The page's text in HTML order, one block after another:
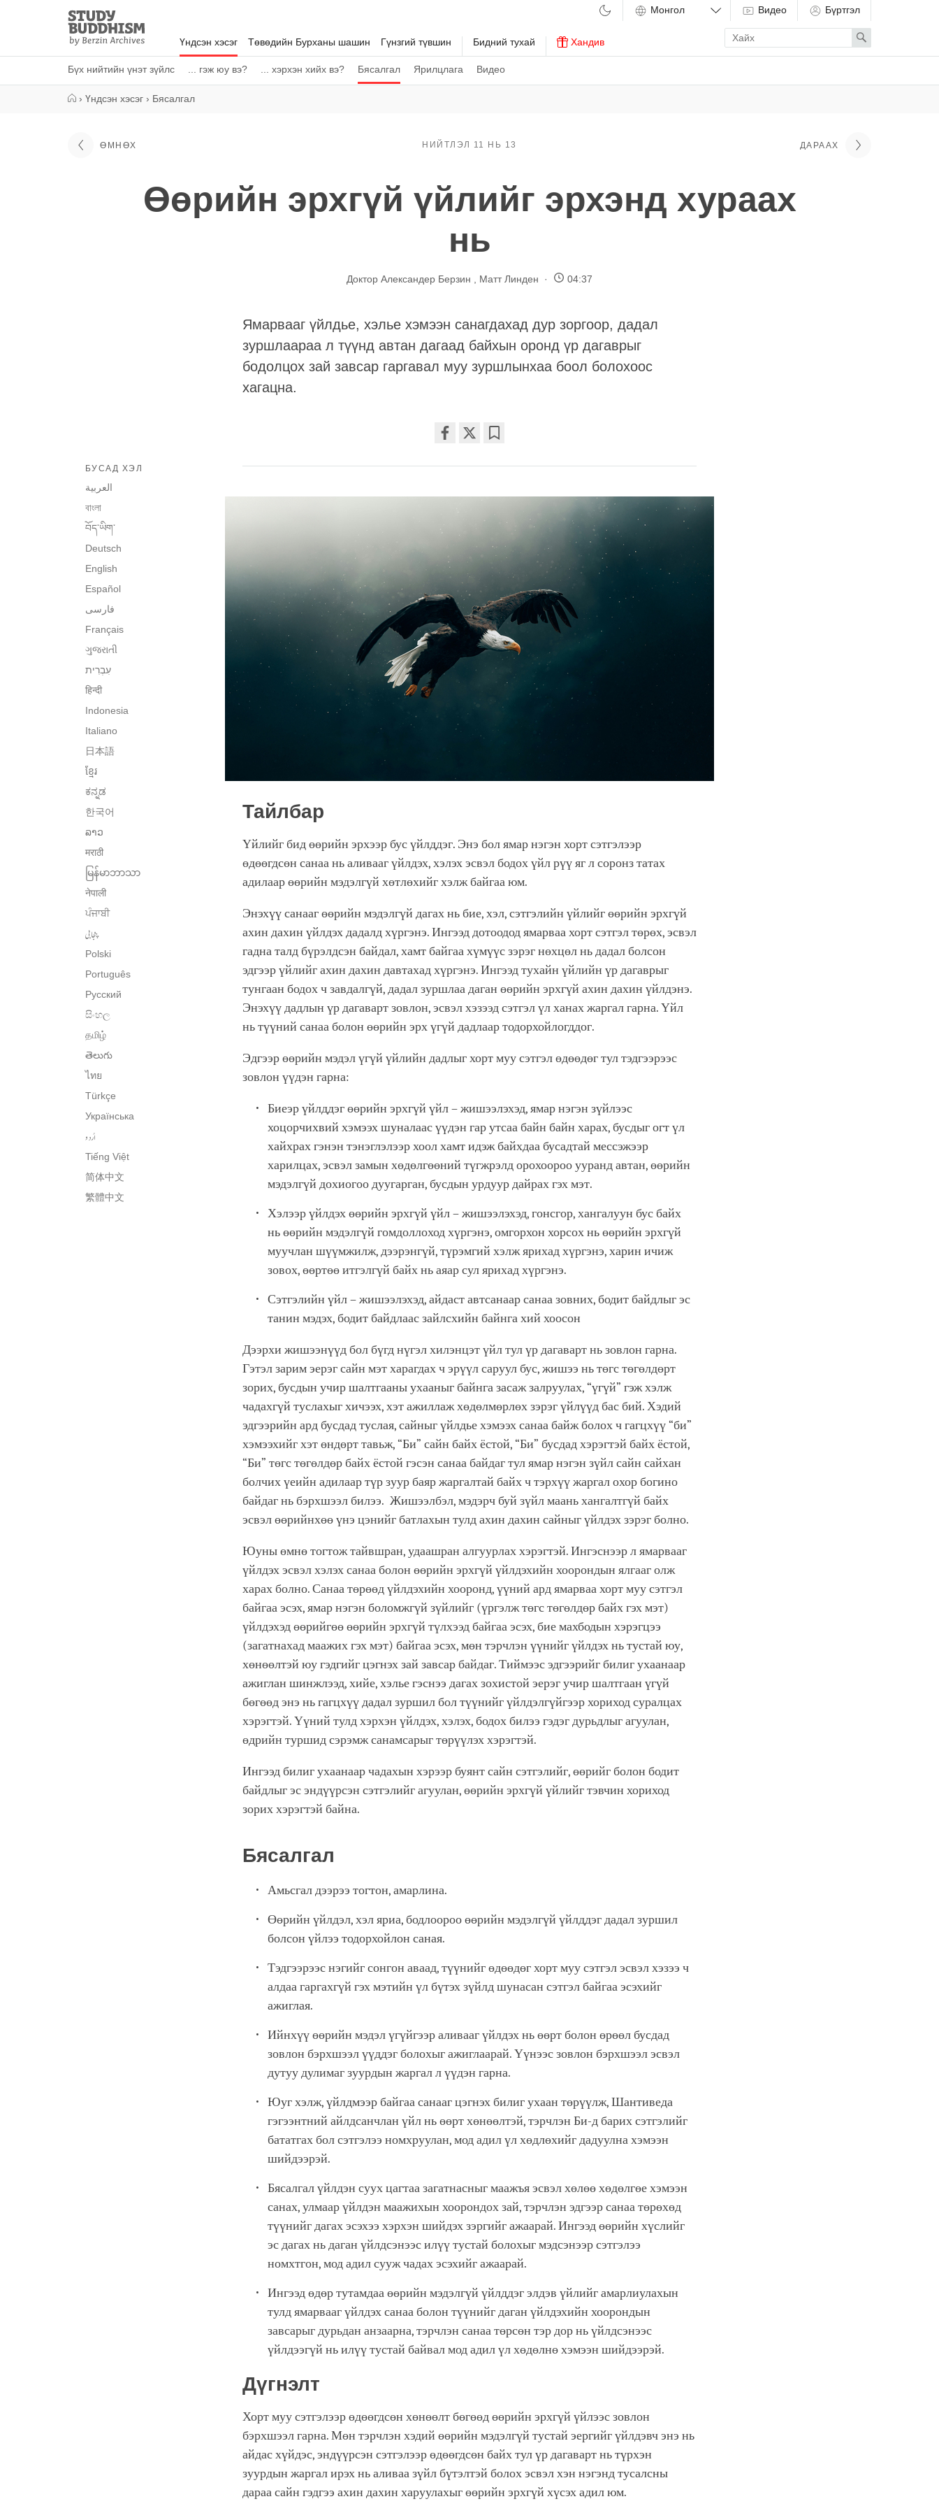
Study
Buddhism
Home
Үндсэн хэсэг
Бүх нийтийн үнэт зүйлс ... гэж юу вэ? ... хэрхэн хийх вэ? Бясалгал Ярилцлага Видео
Төвөдийн Бурханы шашин Гүнзгий түвшин Бидний тухай Хандив
Видео Бүртгэл
Enter
search
term
Search
› Үндсэн хэсэг › Бясалгал
ӨМНӨХ НИЙТЛЭЛ 11 НЬ 13 ДАРААХ
Өөрийн эрхгүй үйлийг эрхэнд хураах
нь
Доктор Александер Берзин Матт Линден 04:37
Ямарвааг үйлдье, хэлье хэмээн санагдахад дур зоргоор, дадал
зуршлаараа л түүнд автан дагаад байхын оронд үр дагаврыг
бодолцох зай завсар гаргавал муу зуршлынхаа боол болохоос
хагацна.
on
БУСАД ХЭЛ
العربية
বাংলা
བོད་ཡིག་
Deutsch
English
Español
فارسی
Français
ગુજરાતી
हिन्दी
Indonesia
Italiano
日本語
ខ្មែរ
ಕನ್ನಡ
한국어
ລາວ
मराठी
မြန်မာဘာသာ
नेपाली
ਪੰਜਾਬੀ
پنجابی
Polski
Português
Русский
සිංහල
தமிழ்
తెలుగు
ไทย
Türkçe
Українська
اُردو
Tiếng Việt
简体中文
繁體中文
Тайлбар
Үйлийг бид өөрийн эрхээр бус үйлддэг. Энэ бол ямар нэгэн хорт сэтгэлээр
өдөөгдсөн санаа нь аливааг үйлдэх, хэлэх эсвэл бодох үйл рүү яг л соронз татах
адилаар өөрийн мэдэлгүй хөтлөхийг хэлж байгаа юм.
Энэхүү санааг өөрийн мэдэлгүй дагах нь бие, хэл, сэтгэлийн үйлийг өөрийн эрхгүй
ахин дахин үйлдэх дадалд хүргэнэ. Ингээд дотоодод ямарваа хорт сэтгэл төрөх, эсвэл
гадна талд бүрэлдсэн байдал, хамт байгаа хүмүүс зэрэг нөхцөл нь дадал болсон
эдгээр үйлийг ахин дахин давтахад хүргэнэ. Ингээд тухайн үйлийн үр дагаврыг
тунгаан бодох ч завдалгүй, дадал зуршлаа даган өөрийн эрхгүй ахин дахин үйлдэнэ.
Энэхүү дадлын үр дагаварт зовлон, эсвэл хэзээд сэтгэл үл ханах жаргал гарна. Үйл
нь түүний санаа болон өөрийн эрх үгүй дадлаар тодорхойлогддог.
Эдгээр өөрийн мэдэл үгүй үйлийн дадлыг хорт муу сэтгэл өдөөдөг тул тэдгээрээс
зовлон үүдэн гарна:
Биеэр үйлддэг өөрийн эрхгүй үйл – жишээлэхэд, ямар нэгэн зүйлээс
хоцорчихвий хэмээх шуналаас үүдэн гар утсаа байн байн харах, бусдыг огт үл
хайхрах гэнэн тэнэглэлээр хоол хамт идэж байхдаа бусадтай мессэжээр
харилцах, эсвэл замын хөдөлгөөний түгжрэлд орохоороо ууранд автан, өөрийн
мэдэлгүй дохиогоо дуугарган, бусдын урдуур дайрах гэх мэт.
Хэлээр үйлдэх өөрийн эрхгүй үйл – жишээлэхэд, гонсгор, хангалуун бус байх
нь өөрийн мэдэлгүй гомдоллоход хүргэнэ, омгорхон хорсох нь өөрийн эрхгүй
муучлан шүүмжилж, дээрэнгүй, түрэмгий хэлж ярихад хүргэнэ, харин ичиж
зовох, өөртөө итгэлгүй байх нь аяар сул ярихад хүргэнэ.
Сэтгэлийн үйл – жишээлэхэд, айдаст автсанаар санаа зовних, бодит байдлыг эс
танин мэдэх, бодит байдлаас зайлсхийн байнга хий хоосон
Дээрхи жишээнүүд бол бүгд нүгэл хилэнцэт үйл тул үр дагаварт нь зовлон гарна.
Гэтэл зарим эерэг сайн мэт харагдах ч эрүүл саруул бус, жишээ нь төгс төгөлдөрт
зорих, бусдын учир шалтгааны ухааныг байнга засаж залруулах, “үгүй” гэж хэлж
чадахгүй туслахыг хичээх, хэт ажиллаж хөдөлмөрлөх зэрэг үйлүүд бас бий. Хэдий
эдгээрийн ард бусдад туслая, сайныг үйлдье хэмээх санаа байж болох ч гагцхүү “би”
хэмээхийг хэт өндөрт тавьж, “Би” сайн байх ёстой, “Би” бусдад хэрэгтэй байх ёстой,
“Би” төгс төгөлдөр байх ёстой гэсэн санаа байдаг тул ямар нэгэн зүйл сайн сайхан
болчих үеийн адилаар түр зуур баяр жаргалтай байх ч тэрхүү жаргал охор богино
байдаг нь бэрхшээл билээ. Жишээлбэл, мэдэрч буй зүйл маань хангалтгүй байх
эсвэл өөрийнхөө үнэ цэнийг батлахын тулд ахин дахин сайныг үйлдэх зэрэг болно.
Юуны өмнө тогтож тайвшран, удаашран алгуурлах хэрэгтэй. Ингэснээр л ямарвааг
үйлдэх эсвэл хэлэх санаа болон өөрийн эрхгүй үйлдэхийн хоорондын ялгааг олж
харах болно. Санаа төрөөд үйлдэхийн хооронд, үүний ард ямарваа хорт муу сэтгэл
байгаа эсэх, ямар нэгэн боломжгүй зүйлийг (үргэлж төгс төгөлдөр байх гэх мэт)
үйлдэхэд өөрийгөө өөрийн эрхгүй түлхээд байгаа эсэх, бие махбодын хэрэгцээ
(загатнахад маажих гэх мэт) байгаа эсэх, мөн тэрчлэн үүнийг үйлдэх нь тустай юу,
хөнөөлтэй юу гэдгийг цэгнэх зай завсар байдаг. Тиймээс эдгээрийг билиг ухаанаар
ажиглан шинжлээд, хийе, хэлье гэснээ дагах зохистой эерэг учир шалтгаан үгүй
бөгөөд энэ нь гагцхүү дадал зуршил бол түүнийг үйлдэлгүйгээр хориход суралцах
хэрэгтэй. Үүний тулд хэрхэн үйлдэх, хэлэх, бодох билээ гэдэг дурьдлыг агуулан,
өдрийн туршид сэрэмж санамсарыг төрүүлэх хэрэгтэй.
Ингээд билиг ухаанаар чадахын хэрээр буянт сайн сэтгэлийг, өөрийг болон бодит
байдлыг эс эндүүрсэн сэтгэлийг агуулан, өөрийн эрхгүй үйлийг тэвчин хориход
зорих хэрэгтэй байна.
Бясалгал
Амьсгал дээрээ тогтон, амарлина.
Өөрийн үйлдэл, хэл яриа, бодлоороо өөрийн мэдэлгүй үйлддэг дадал зуршил
болсон үйлээ тодорхойлон саная.
Тэдгээрээс нэгийг сонгон аваад, түүнийг өдөөдөг хорт муу сэтгэл эсвэл хэзээ ч
алдаа гаргахгүй гэх мэтийн үл бүтэх зүйлд шунасан сэтгэл байгаа эсэхийг
ажиглая.
Ийнхүү өөрийн мэдэл үгүйгээр аливааг үйлдэх нь өөрт болон өрөөл бусдад
зовлон бэрхшээл үүддэг болохыг ажиглаарай. Үүнээс зовлон бэрхшээл эсвэл
дутуу дулимаг зуурдын жаргал л үүдэн гарна.
Юуг хэлж, үйлдмээр байгаа санааг цэгнэх билиг ухаан төрүүлж, Шантиведа
гэгээнтний айлдсанчлан үйл нь өөрт хөнөөлтэй, тэрчлэн Би-д барих сэтгэлийг
бататгах бол сэтгэлээ номхруулан, мод адил үл хөдлөхийг дадуулна хэмээн
шийдээрэй.
Бясалгал үйлдэн суух цагтаа загатнасныг маажъя эсвэл хөлөө хөдөлгөе хэмээн
санах, улмаар үйлдэн маажихын хоорондох зай, тэрчлэн эдгээр санаа төрөхөд
түүнийг дагах эсэхээ хэрхэн шийдэх зэргийг ажаарай. Ингээд өөрийн хүслийг
эс дагах нь даган үйлдсэнээс илүү тустай болохыг мэдсэнээр сэтгэлээ
номхтгон, мод адил сууж чадах эсэхийг ажаарай.
Ингээд өдөр тутамдаа өөрийн мэдэлгүй үйлддэг элдэв үйлийг амарлиулахын
тулд ямарвааг үйлдэх санаа болон түүнийг даган үйлдэхийн хоорондын
завсарыг дурьдан анзаарна, тэрчлэн санаа төрсөн тэр дор нь үйлдсэнээс
үйлдээгүй нь илүү тустай байвал мод адил үл хөдөлнө хэмээн шийдээрэй.
Дүгнэлт
Хорт муу сэтгэлээр өдөөгдсөн хөнөөлт бөгөөд өөрийн эрхгүй үйлээс зовлон
бэрхшээл гарна. Мөн тэрчлэн хэдий өөрийн мэдэлгүй тустай эергийг үйлдэвч энэ нь
айдас хүйдэс, эндүүрсэн сэтгэлээр өдөөгдсөн байх тул үр дагаварт нь түрхэн
зуурдын жаргал ирэх нь аливаа зүйл бүтэлтэй болох эсвэл хэн нэгэнд тусалсны
дараа сайн гэдгээ ахин дахин харуулахыг өөрийн эрхгүй хүсэх адил юм.